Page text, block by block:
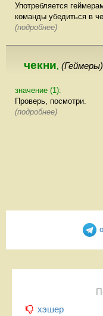
Употребляется
команды убедиться в
(подробнее)
чекни, (Геймеры)
значение (1):
Проверь, посмотри.
(подробнее)
хэшер